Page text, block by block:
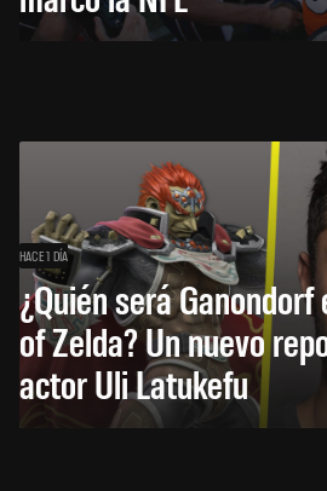
HACE 1 DÍA
¿Quién será Ganondorf
of Zelda? Un nuevo
actor Uli Latukefu